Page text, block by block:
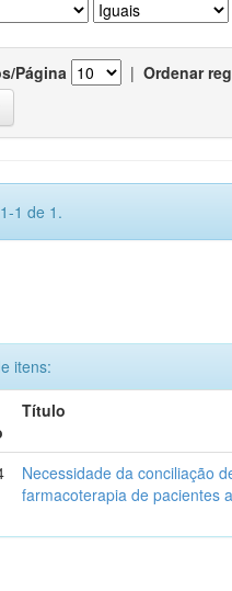
Página | Ordenar
1 de 1.
itens:
Título
Necessidade da conciliação
farmacoterapia de pacientes